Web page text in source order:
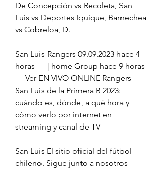
De Concepción vs Recoleta, San
Luis vs Deportes Iquique, Barnechea
vs Cobreloa, D.
San Luis-Rangers 09.09.2023 hace 4
horas — | home Group hace 9 horas
— Ver EN VIVO ONLINE Rangers -
San Luis de la Primera B 2023:
cuándo es, dónde, a qué hora y
cómo verlo por internet en
streaming y canal de TV
San Luis El sitio oficial del fútbol
chileno. Sigue junto a nosotros